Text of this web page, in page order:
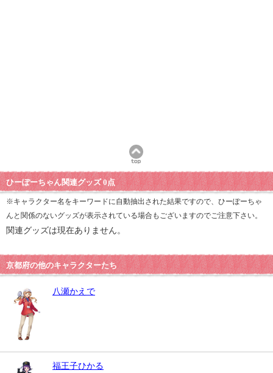
ひーぽーちゃん関連グッズ 0点
※キャラクター名をキーワードに自動抽出された結果ですので、ひーぽーちゃ
んと関係のないグッズが表示されている場合もございますのでご注意下さい。
関連グッズは現在ありません。
京都府の他のキャラクターたち
八瀬かえで
福王子ひかる